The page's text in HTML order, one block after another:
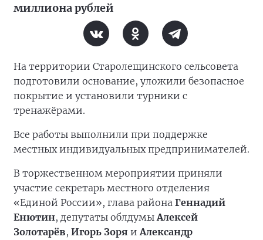
миллиона рублей
На территории Старолещинского сельсовета
подготовили основание, уложили безопасное
покрытие и установили турники с
тренажёрами.
Все работы выполнили при поддержке
местных индивидуальных предпринимателей.
В торжественном мероприятии приняли
участие секретарь местного отделения
«Единой России», глава района Геннадий
Енютин, депутаты облдумыАлексей
Золотарёв, Игорь Зоря иАлександр